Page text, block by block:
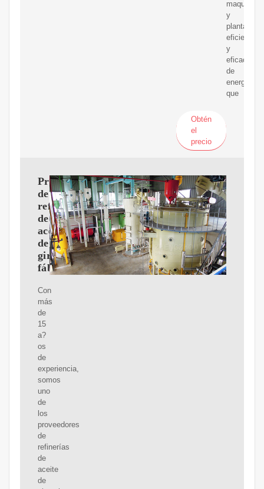
maquinaria
y
plantas
eficientes
y
eficaces
de
energía
que
Obtén
el
precio
Proveedores
de
refinería
de
aceite
de
girasol,
fábrica
Con
más
de
15
a?
os
de
experiencia,
somos
uno
de
los
proveedores
de
refinerías
de
aceite
de